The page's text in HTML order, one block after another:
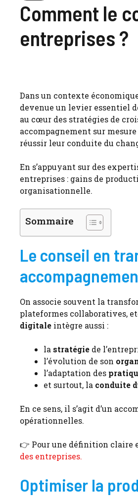
Comment le
entreprises ?
Dans un contexte
devenue un levier essentiel
au cœur des stratégies de
accompagnement sur
réussir leur conduite du
En s’appuyant sur des
entreprises : gains de
organisationnelle.
Sommaire
Le conseil en
On associe souvent la
plateformes collaboratives,
digitale intègre aussi :
la stratégie de
l’évolution de son
l’adaptation des
et surtout, la conduite
En ce sens, il s’agit d’un
opérationnelles.
👉 Pour une définition claire
des entreprises.
Optimiser la